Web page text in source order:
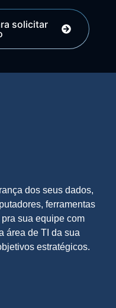
solicitar
dos seus dados,
ferramentas
sua equipe com
área de TI da sua
estratégicos.